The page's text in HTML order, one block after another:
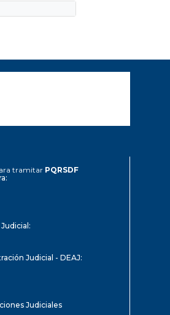
tramitar PQRSDF
Judicial - DEAJ:
Judiciales